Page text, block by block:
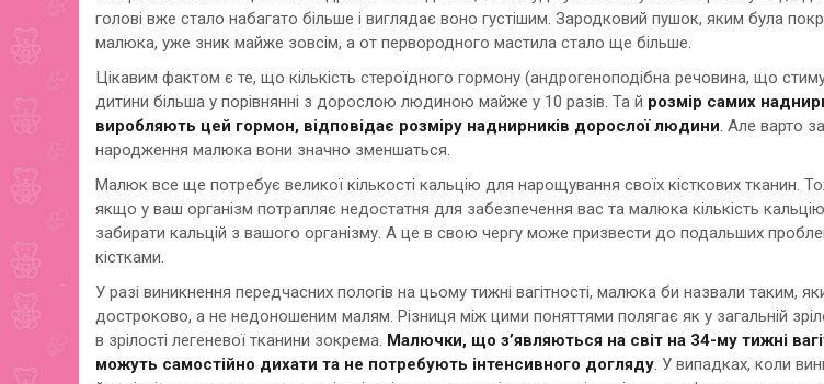
голові вже стало набагато більше і виглядає воно густішим. Зародковий пушок, яким була
малюка, уже зник майже зовсім, а от первородного мастила стало ще більше.
Цікавим фактом є те, що кількість стероїдного гормону (андрогеноподібна речовина, що
дитини більша у порівнянні з дорослою людиною майже у 10 разів. Та й розмір самих
виробляють цей гормон, відповідає розміру наднирників дорослої людини. Але варто
народження малюка вони значно зменшаться.
Малюк все ще потребує великої кількості кальцію для нарощування своїх кісткових тканин.
якщо у ваш організм потрапляє недостатня для забезпечення вас та малюка кількість
забирати кальцій з вашого організму. А це в свою чергу може призвести до подальших
кістками.
У разі виникнення передчасних пологів на цьому тижні вагітності, малюка би назвали таким,
достроково, а не недоношеним малям. Різниця між цими поняттями полягає як у загальній
в зрілості легеневої тканини зокрема. Малючки, що з’являються на світ на 34-му тижні
можуть самостійно дихати та не потребують інтенсивного догляду. У випадках, коли